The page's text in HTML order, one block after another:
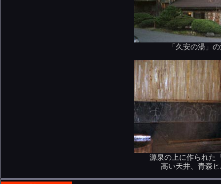
「久安の湯」
源泉の上に作られた
高い天井、青森